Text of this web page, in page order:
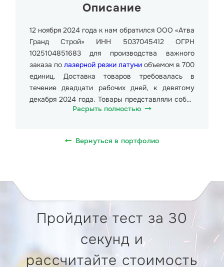
Описание
12 ноября 2024 года к нам обратился ООО «Атва
Гранд Строй» ИНН 5037045412 ОГРН
1025104851683 для производства важного
заказа по лазерной резки латуниобъемом в 700
единиц. Доставка товаров требовалась в
течение двадцати рабочих дней, к девятому
декабря 2024 года. Товары представляли собой
шестерни из латуни размерами от 3*3*3мм до
(Шестьсот восемнадцать рублей двадцать
Промышленный пр., 14Г, Ярославль, 150044.
Для изготовления шестерен из латуни
применялась оптоволоконная установка
лазерной резки, модель CERTON LF-3015B
MAXPHOTONICS 2000ВТ. Используемая рабочая
Расрыть полностью
Вернуться в портфолио
Пройдите тест за 30
секунд и
рассчитайте стоимость